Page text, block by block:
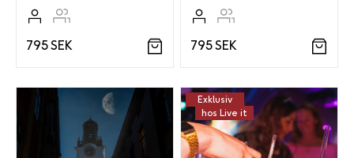
795 SEK 795 SEK
Exklusiv
hos Live it